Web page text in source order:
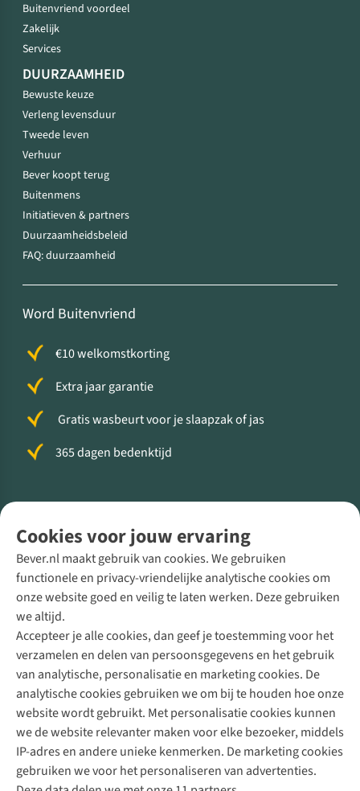
Cookies voor jouw ervaring
Bever.nl maakt gebruik van cookies. We gebruiken
functionele en privacy-vriendelijke analytische cookies om
onze website goed en veilig te laten werken. Deze gebruiken
we altijd.
Accepteer je alle cookies, dan geef je toestemming voor het
verzamelen en delen van persoonsgegevens en het gebruik
van analytische, personalisatie en marketing cookies. De
analytische cookies gebruiken we om bij te houden hoe onze
website wordt gebruikt. Met personalisatie cookies kunnen
we de website relevanter maken voor elke bezoeker, middels
IP-adres en andere unieke kenmerken. De marketing cookies
gebruiken we voor het personaliseren van advertenties.
Buitenvriend voordeel
Zakelijk
Services
DUURZAAMHEID
Bewuste keuze
Verleng levensduur
Tweede leven
Verhuur
Bever koopt terug
Buitenmens
Initiatieven & partners
Duurzaamheidsbeleid
FAQ: duurzaamheid
Word Buitenvriend
€10 welkomstkorting
Extra jaar garantie
Gratis wasbeurt voor je slaapzak of jas
365 dagen bedenktijd
Direct advies van een Buitenexpert
+31 (0)85 888 50 88
+31 6 12 28 49 80
Contactformulier